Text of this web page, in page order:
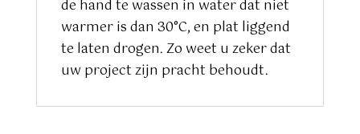
de hand te wassen in water dat niet
warmer is dan 30°C, en plat liggend
te laten drogen. Zo weet u zeker dat
uw project zijn pracht behoudt.